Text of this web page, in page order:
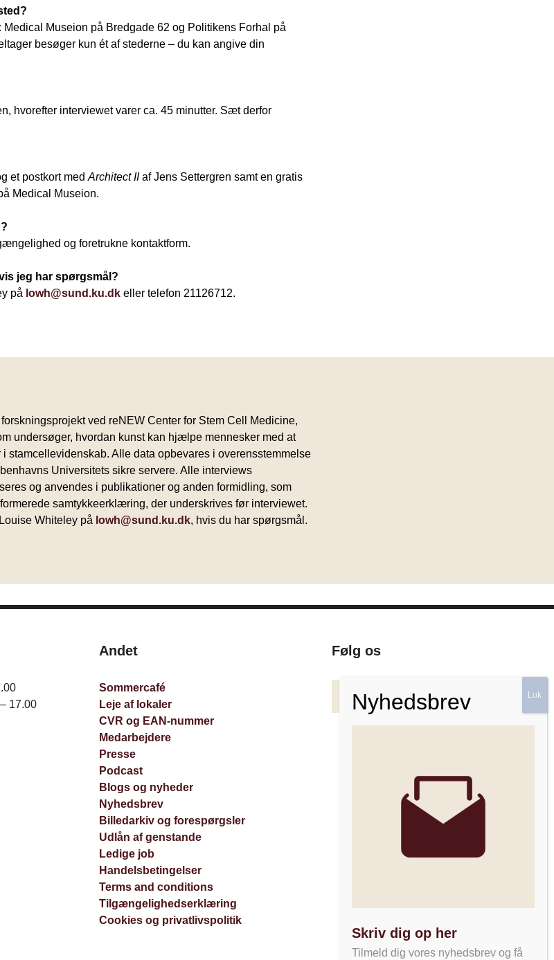
Museion på Bredgade 62 og Politikens Forhal på
besøger kun ét af stederne – du kan angive din
hvorefter interviewet varer ca. 45 minutter. Sæt derfor
et postkort med Architect IIaf Jens Settergren samt en gratis
Medical Museion.
og foretrukne kontaktform.
jeg har spørgsmål?
på lowh@sund.ku.dk eller telefon 21126712.
ved reNEW Center for Stem Cell Medicine,
undersøger, hvordan kunst kan hjælpe mennesker med at
stamcellevidenskab. Alle data opbevares i overensstemmelse
Universitets sikre servere. Alle interviews
og anvendes i publikationer og anden formidling, som
samtykkeerklæring, der underskrives før interviewet.
Whiteley på lowh@sund.ku.dk, hvis du har spørgsmål.
17.00
Andet
Sommercafé
Leje af lokaler
CVR og EAN-nummer
Medarbejdere
Presse
Podcast
Blogs og nyheder
Nyhedsbrev
Billedarkiv og forespørgsler
Udlån af genstande
Ledige job
Handelsbetingelser
Terms and conditions
Tilgængelighedserklæring
Cookies og privatlivspolitik
Følg os
Skriv dig op her
Tilmeld dig vores nyhedsbrev og få